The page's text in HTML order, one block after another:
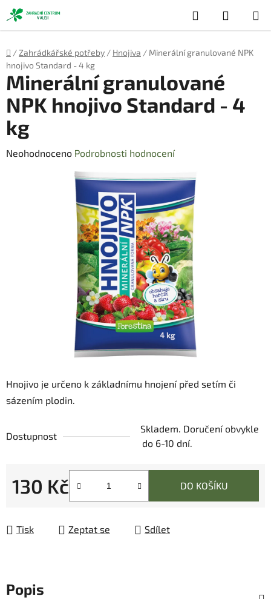
Přejít
na
obsah
Hledat
KOŠÍK
Domů
/ Zahrádkářské potřeby / Hnojiva / Minerální granulované NPK
hnojivo Standard - 4 kg
Hnojivo je určeno k základnímu hnojení před setím či
sázením plodin.
Dostupnost
Skladem. Doručení obvykle
do 6-10 dní.
130 Kč DO KOŠÍKU
Tisk Zeptat se Sdílet
Minerální granulované
NPK hnojivo Standard - 4
kg
Průměrné
Neohodnoceno Podrobnosti hodnocení
Popis